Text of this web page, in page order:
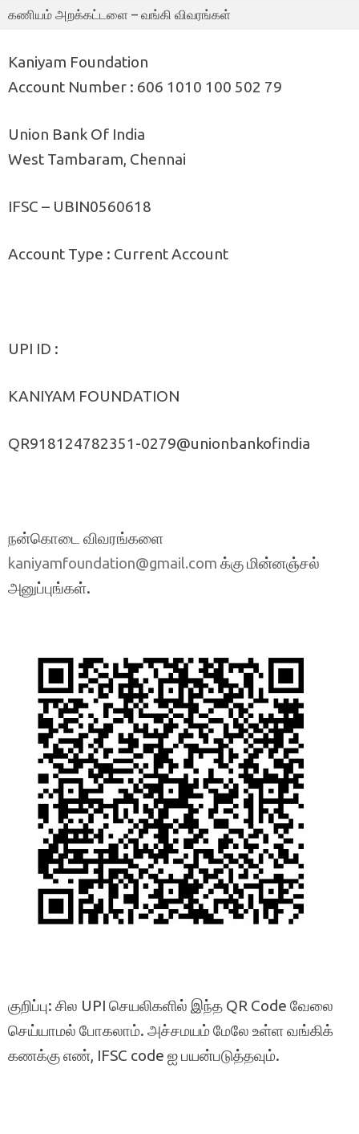
கணியம் அறக்கட்டளை – வங்கி விவரங்கள்
Kaniyam Foundation
Account Number : 606 1010 100 502 79
Union Bank Of India
West Tambaram, Chennai
IFSC – UBIN0560618
Account Type : Current Account
UPI ID :
KANIYAM FOUNDATION
QR918124782351-0279@unionbankofindia
நன்கொடை விவரங்களை
kaniyamfoundation@gmail.com க்கு மின்னஞ்சல்
அனுப்புங்கள்.
குறிப்பு: சில UPI செயலிகளில் இந்த QR Code வேலை
செய்யாமல் போகலாம். அச்சமயம் மேலே உள்ள வங்கிக்
கணக்கு எண், IFSC code ஐ பயன்படுத்தவும்.